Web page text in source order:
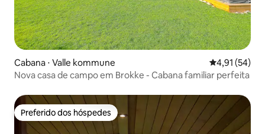
Cabana ⋅ Valle kommune 4,91 de uma
4,91 (54)
Nova casa de campo em Brokke - Cabana familiar perfeita
Preferido dos hóspedes
Preferido dos hóspedes